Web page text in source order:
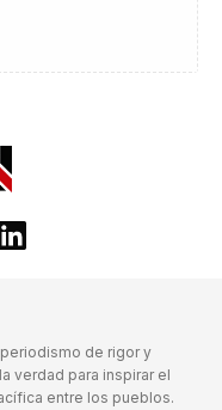
de rigor y
verdad para inspirar el
entre los pueblos.